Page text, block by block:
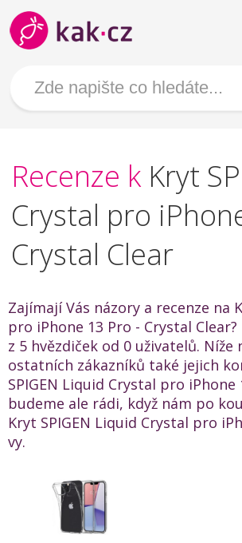
Recenze k Kryt
Crystal pro
Crystal Clear
Zajímají Vás názory a recenze na
pro iPhone 13 Pro - Crystal
z 5 hvězdiček od 0 uživatelů.
ostatních zákazníků také jejich
SPIGEN Liquid Crystal pro
budeme ale rádi, když nám po
Kryt SPIGEN Liquid Crystal pro
vy.